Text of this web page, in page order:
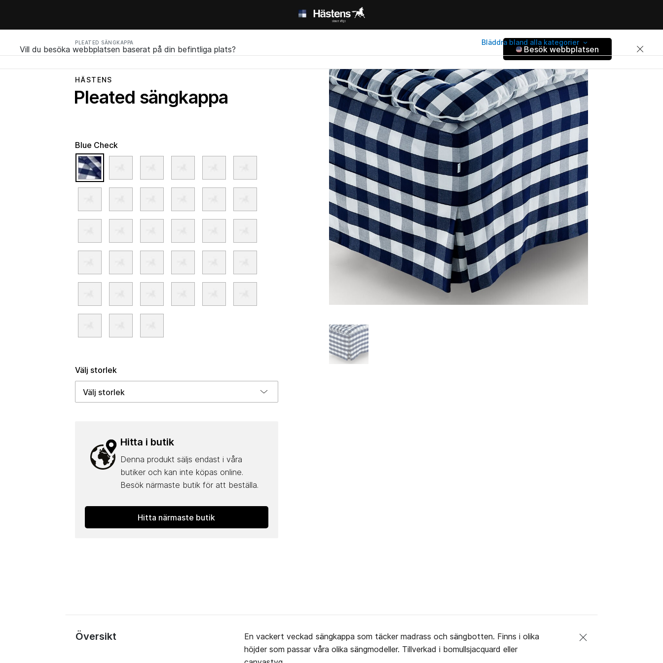
PLEATED SÄNGKAPPA Bläddra bland alla kategorier
Vill du besöka webbplatsen baserat på din befintliga plats? Besök webbplatsen
HÄSTENS
Pleated sängkappa
Välj storlek
Blue Check
Hitta i butik
Denna produkt säljs endast i våra
butiker och kan inte köpas online.
Besök närmaste butik för att beställa.
Hitta närmaste butik
Översikt
En vackert veckad sängkappa som täcker madrass och sängbotten. Finns i olika
höjder som passar våra olika sängmodeller. Tillverkad i bomullsjacquard eller